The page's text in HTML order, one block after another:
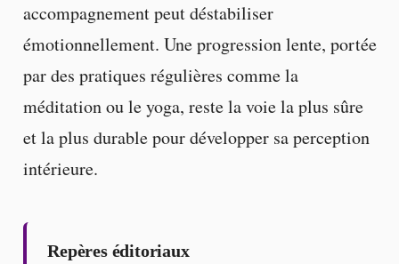
accompagnement peut déstabiliser
émotionnellement. Une progression lente, portée
par des pratiques régulières comme la
méditation ou le yoga, reste la voie la plus sûre
et la plus durable pour développer sa perception
intérieure.
Repères éditoriaux